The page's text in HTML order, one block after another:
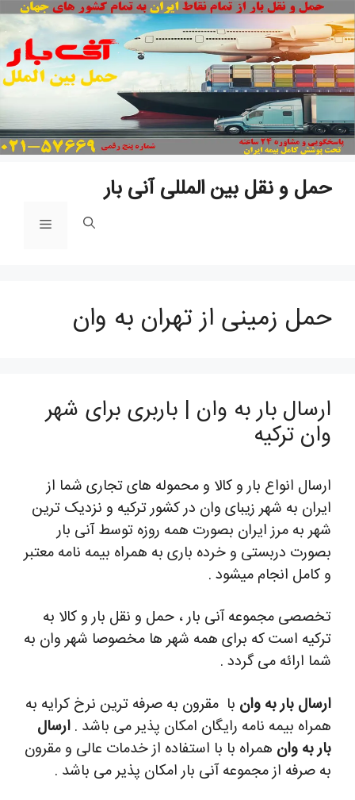
حمل و نقل بین المللی آنی بار
فهرست
حمل زمینی از تهران به وان
ارسال بار به وان | باربری برای شهر
وان ترکیه
ارسال انواع بار و کالا و محموله های تجاری شما از
ایران به شهر زیبای وان در کشور ترکیه و نزدیک ترین
شهر به مرز ایران بصورت همه روزه توسط آنی بار
بصورت دربستی و خرده باری به همراه بیمه نامه معتبر
و کامل انجام میشود .
تخصصی مجموعه آنی بار ، حمل و نقل بار و کالا به
ترکیه است که برای همه شهر ها مخصوصا شهر وان به
شما ارائه می گردد .
ارسال بار به وان با مقرون به صرفه ترین نرخ کرایه به
همراه بیمه نامه رایگان امکان پذیر می باشد . ارسال
بار به وان همراه با با استفاده از خدمات عالی و مقرون
به صرفه از مجموعه آنی بار امکان پذیر می باشد .